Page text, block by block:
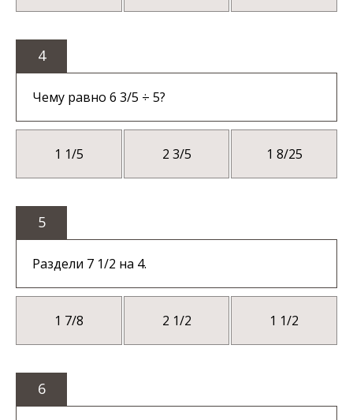
4
Чему равно 6 3/5 ÷ 5?
1 1/5 2 3/5 1 8/25
5
Раздели 7 1/2 на 4.
1 7/8 2 1/2 1 1/2
6